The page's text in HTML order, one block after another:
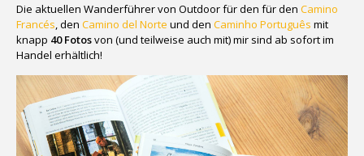
Die aktuellen Wanderführer von Outdoor für den für den Camino
Francés, den Camino del Norte und den Caminho Português mit
knapp 40 Fotosvon (und teilweise auch mit) mir sind ab sofort im
Handel erhältlich!